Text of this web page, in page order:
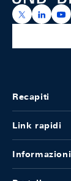
https://
Recapiti
Link rapidi